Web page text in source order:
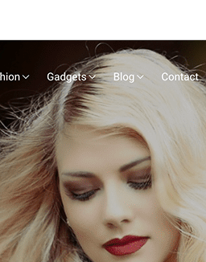
पूर्वावलोकन
आवृत्ती
शेवटचे अद्यतन
सक्रिय स्थापना
वर्डप्रेस आवृत्ती
PHP आवृत्ती
थीम मुख्यपृष्ठ